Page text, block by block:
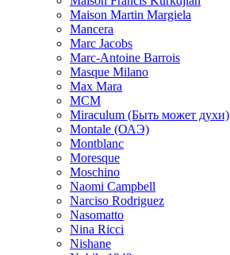
Maison Martin Margiela
Mancera
Marc Jacobs
Marc-Antoine Barrois
Masque Milano
Max Mara
MCM
Miraculum (Быть может духи)
Montale (ОАЭ)
Montblanc
Moresque
Moschino
Naomi Campbell
Narciso Rodriguez
Nasomatto
Nina Ricci
Nishane